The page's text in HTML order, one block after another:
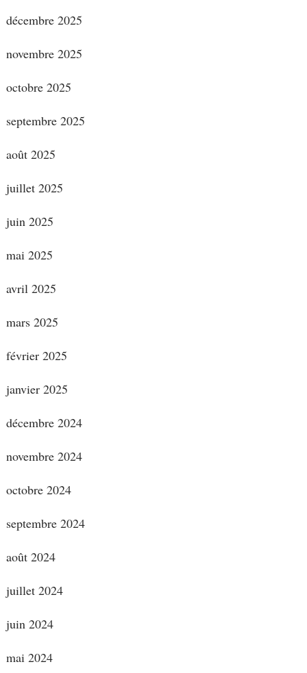
décembre 2025
novembre 2025
octobre 2025
septembre 2025
août 2025
juillet 2025
juin 2025
mai 2025
avril 2025
mars 2025
février 2025
janvier 2025
décembre 2024
novembre 2024
octobre 2024
septembre 2024
août 2024
juillet 2024
juin 2024
mai 2024